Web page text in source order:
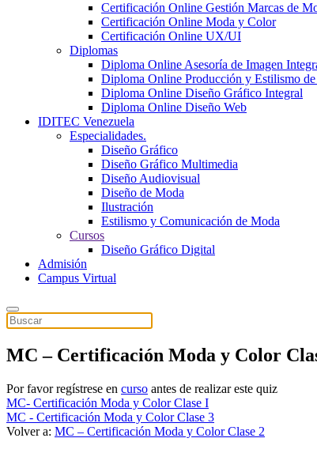
Certificación Online Gestión Marcas de
Certificación Online Moda y Color
Certificación Online UX/UI
Diplomas
Diploma Online Asesoría de Imagen
Diploma Online Producción y Estilismo
Diploma Online Diseño Gráfico Integral
Diploma Online Diseño Web
IDITEC Venezuela
Especialidades.
Diseño Gráfico
Diseño Gráfico Multimedia
Diseño Audiovisual
Diseño de Moda
Ilustración
Estilismo y Comunicación de Moda
Cursos
Diseño Gráfico Digital
Admisión
Campus Virtual
MC – Certificación Moda y Color
Por favor regístrese en curso antes de realizar este quiz
MC- Certificación Moda y Color Clase I
MC - Certificación Moda y Color Clase 3
Volver a: MC – Certificación Moda y Color Clase 2